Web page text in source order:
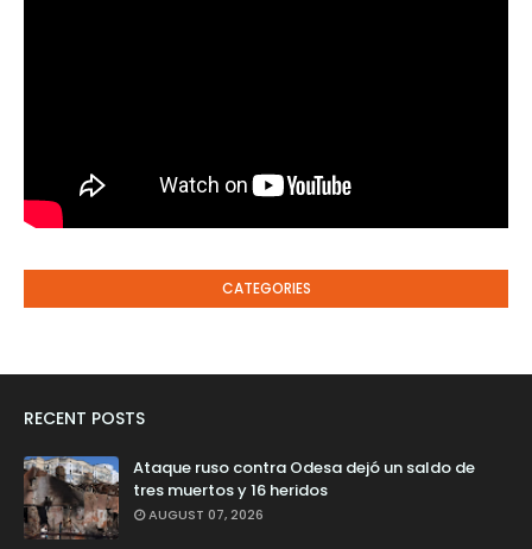
CATEGORIES
RECENT POSTS
Ataque ruso contra Odesa dejó un saldo de
tres muertos y 16 heridos
AUGUST 07, 2026